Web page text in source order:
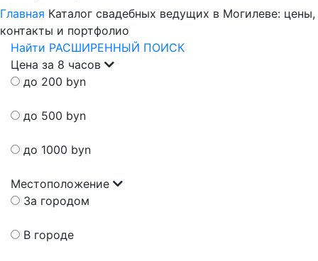
Главная Каталог свадебных ведущих в Могилеве: цены,
контакты и портфолио
Найти РАСШИРЕННЫЙ ПОИСК
Цена за 8 часов
до 200 byn
до 500 byn
до 1000 byn
Местоположение
За городом
В городе